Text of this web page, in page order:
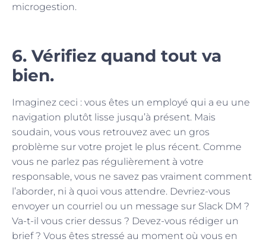
microgestion.
6. Vérifiez quand tout va
bien.
Imaginez ceci : vous êtes un employé qui a eu une
navigation plutôt lisse jusqu’à présent. Mais
soudain, vous vous retrouvez avec un gros
problème sur votre projet le plus récent. Comme
vous ne parlez pas régulièrement à votre
responsable, vous ne savez pas vraiment comment
l’aborder, ni à quoi vous attendre. Devriez-vous
envoyer un courriel ou un message sur Slack DM ?
Va-t-il vous crier dessus ? Devez-vous rédiger un
brief ? Vous êtes stressé au moment où vous en